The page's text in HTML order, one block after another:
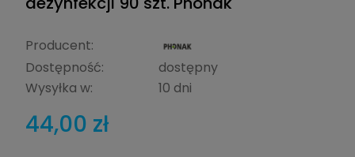
Producent:
Dostępność:
dostępny
Wysyłka w:
10 dni
44,00 zł